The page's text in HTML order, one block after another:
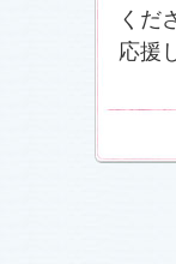
くだ
応援